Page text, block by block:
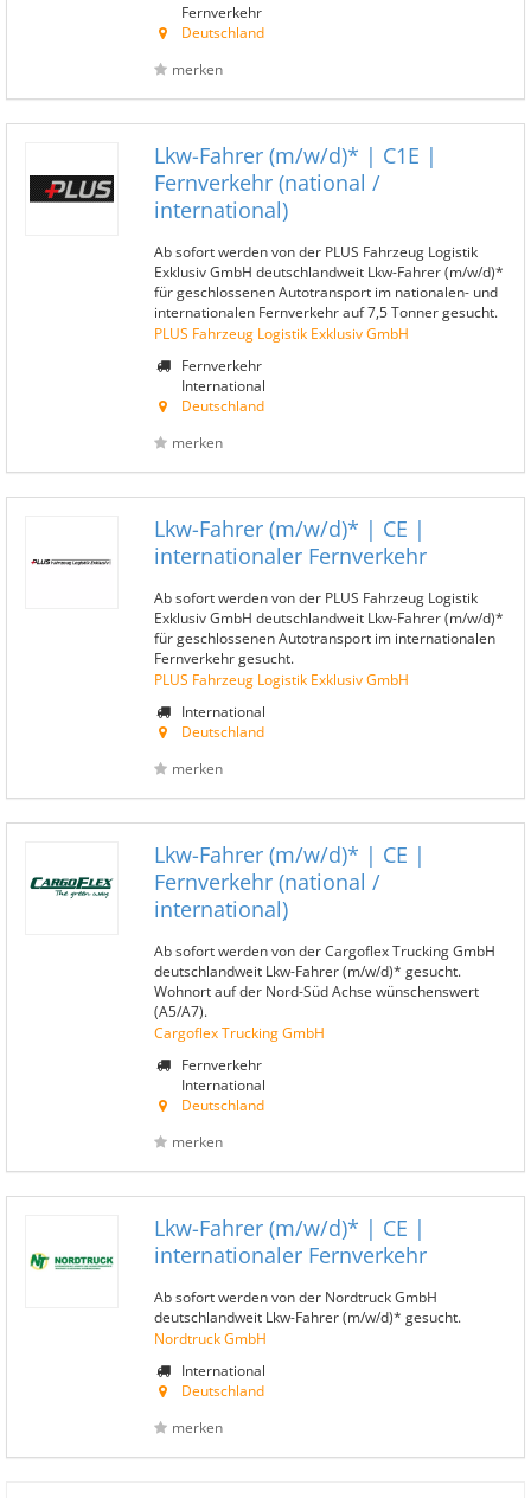
Fernverkehr
Deutschland
merken
Lkw-Fahrer (m/w/d)* | C1E |
Fernverkehr (national /
international)
Ab sofort werden von der PLUS Fahrzeug Logistik
Exklusiv GmbH deutschlandweit Lkw-Fahrer (m/w/d)*
für geschlossenen Autotransport im nationalen- und
internationalen Fernverkehr auf 7,5 Tonner gesucht.
PLUS Fahrzeug Logistik Exklusiv GmbH
Fernverkehr
International
Deutschland
merken
Lkw-Fahrer (m/w/d)* | CE |
internationaler Fernverkehr
Ab sofort werden von der PLUS Fahrzeug Logistik
Exklusiv GmbH deutschlandweit Lkw-Fahrer (m/w/d)*
für geschlossenen Autotransport im internationalen
Fernverkehr gesucht.
PLUS Fahrzeug Logistik Exklusiv GmbH
International
Deutschland
merken
Lkw-Fahrer (m/w/d)* | CE |
Fernverkehr (national /
international)
Ab sofort werden von der Cargoflex Trucking GmbH
deutschlandweit Lkw-Fahrer (m/w/d)* gesucht.
Wohnort auf der Nord-Süd Achse wünschenswert
(A5/A7).
Cargoflex Trucking GmbH
Fernverkehr
International
Deutschland
merken
Lkw-Fahrer (m/w/d)* | CE |
internationaler Fernverkehr
Ab sofort werden von der Nordtruck GmbH
deutschlandweit Lkw-Fahrer (m/w/d)* gesucht.
Nordtruck GmbH
International
Deutschland
merken